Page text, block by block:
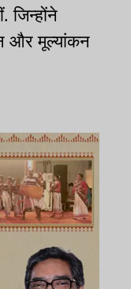
जिन्होंने
और मूल्यांकन